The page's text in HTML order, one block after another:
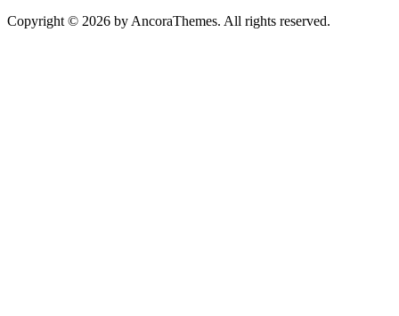
Copyright © 2026 by AncoraThemes. All rights reserved.